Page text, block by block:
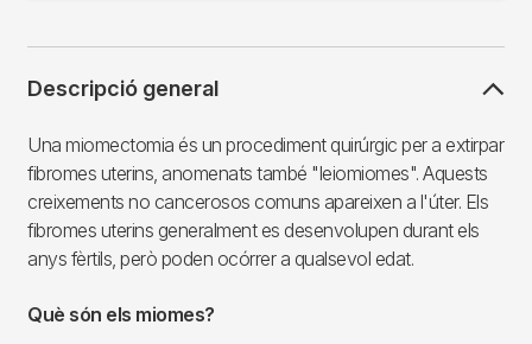
Descripció general
Una miomectomia és un procediment quirúrgic per a extirpar
fibromes uterins, anomenats també "leiomiomes". Aquests
creixements no cancerosos comuns apareixen a l'úter. Els
fibromes uterins generalment es desenvolupen durant els
anys fèrtils, però poden ocórrer a qualsevol edat.
Què són els miomes?